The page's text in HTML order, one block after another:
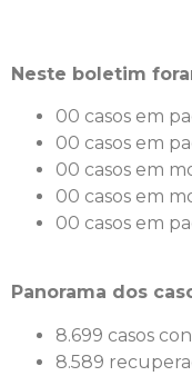
Neste boletim
00 casos em
00 casos em
00 casos em
00 casos em
00 casos em
Panorama dos
8.699 casos
8.589